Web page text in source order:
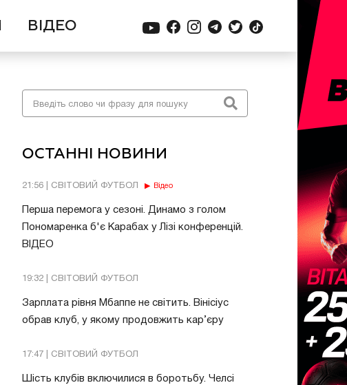
ВІДЕО
ОСТАННІ НОВИНИ
21:56 | СВІТОВИЙ ФУТБОЛ Відео
Перша перемога у сезоні. Динамо з голом
Пономаренка б'є Карабах у Лізі конференцій.
ВІДЕО
19:32 | СВІТОВИЙ ФУТБОЛ
Зарплата рівня Мбаппе не світить. Вінісіус
обрав клуб, у якому продовжить кар’єру
17:47 | СВІТОВИЙ ФУТБОЛ
Шість клубів включилися в боротьбу. Челсі